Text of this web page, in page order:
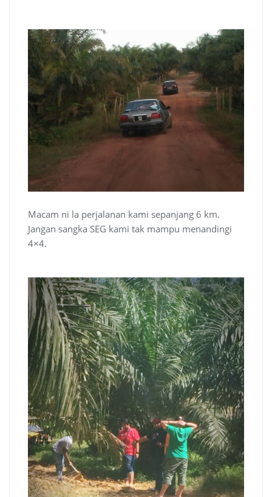
Macam ni la perjalanan kami sepanjang 6 km.
Jangan sangka SEG kami tak mampu menandingi
4×4.